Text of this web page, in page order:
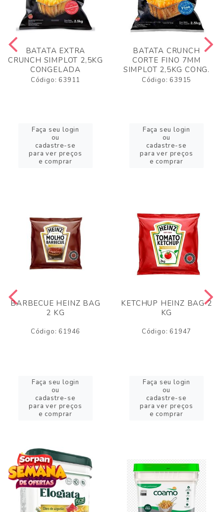
BATATA EXTRA
CRUNCH SIMPLOT 2,5KG
CONGELADA
Código: 63911
Faça seu login
ou
cadastre-se
para ver preços
e comprar
BATATA CRUNCH
CORTE FINO 7MM
SIMPLOT 2,5KG CONG.
Código: 63915
Faça seu login
ou
cadastre-se
para ver preços
e comprar
BARBECUE HEINZ BAG
2 KG
Código: 61946
Faça seu login
ou
cadastre-se
para ver preços
e comprar
KETCHUP HEINZ BAG 2
KG
Código: 61947
Faça seu login
ou
cadastre-se
para ver preços
e comprar